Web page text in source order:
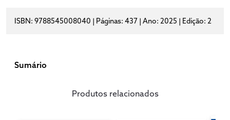
ISBN: 9788545008040 | Páginas: 437 | Ano: 2025 | Edição: 2
Sumário
Produtos relacionados